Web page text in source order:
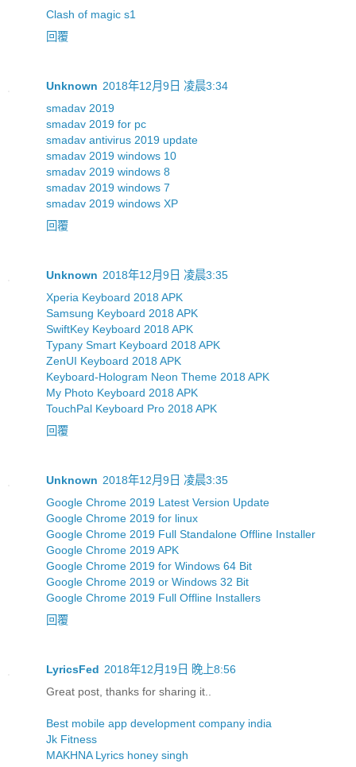
Clash of magic s1
回覆
Unknown 2018年12月9日 凌晨3:34
smadav 2019
smadav 2019 for pc
smadav antivirus 2019 update
smadav 2019 windows 10
smadav 2019 windows 8
smadav 2019 windows 7
smadav 2019 windows XP
回覆
Unknown 2018年12月9日 凌晨3:35
Xperia Keyboard 2018 APK
Samsung Keyboard 2018 APK
SwiftKey Keyboard 2018 APK
Typany Smart Keyboard 2018 APK
ZenUI Keyboard 2018 APK
Keyboard-Hologram Neon Theme 2018 APK
My Photo Keyboard 2018 APK
TouchPal Keyboard Pro 2018 APK
回覆
Unknown 2018年12月9日 凌晨3:35
Google Chrome 2019 Latest Version Update
Google Chrome 2019 for linux
Google Chrome 2019 Full Standalone Offline Installer
Google Chrome 2019 APK
Google Chrome 2019 for Windows 64 Bit
Google Chrome 2019 or Windows 32 Bit
Google Chrome 2019 Full Offline Installers
回覆
LyricsFed 2018年12月19日 晚上8:56
Great post, thanks for sharing it..
Best mobile app development company india
Jk Fitness
MAKHNA Lyrics honey singh